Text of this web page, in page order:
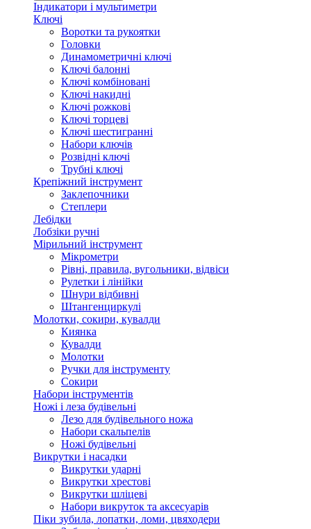
Індикатори і мультиметри
Ключі
Воротки та рукоятки
Головки
Динамометричні ключі
Ключі балонні
Ключі комбіновані
Ключі накидні
Ключі рожкові
Ключі торцеві
Ключі шестигранні
Набори ключів
Розвідні ключі
Трубні ключі
Крепіжний інструмент
Заклепочники
Степлери
Лебідки
Лобзіки ручні
Мірильний інструмент
Мікрометри
Рівні, правила, вугольники, відвіси
Рулетки і лінійки
Шнури відбивні
Штангенциркулі
Молотки, сокири, кувалди
Киянка
Кувалди
Молотки
Ручки для інструменту
Сокири
Набори інструментів
Ножі і леза будівельні
Лезо для будівельного ножа
Набори скальпелів
Ножі будівельні
Викрутки і насадки
Викрутки ударні
Викрутки хрестові
Викрутки шліцеві
Набори викруток та аксесуарів
Піки зубила, лопатки, ломи, цвяходери